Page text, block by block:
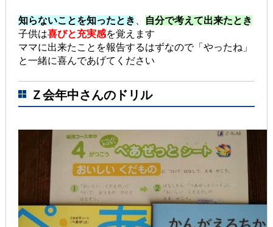
知らないことを知ったとき 、
自分で考えて出来たとき
子供は喜びと充実感を覚えます
ママに出来たことを報告するはずなので「やったね」
と一緒に喜んであげてください
Ｚ会年中さんのドリル